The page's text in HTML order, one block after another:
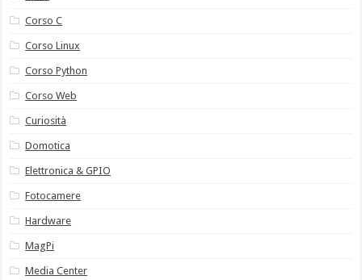
Corso C
Corso Linux
Corso Python
Corso Web
Curiosità
Domotica
Elettronica & GPIO
Fotocamere
Hardware
MagPi
Media Center